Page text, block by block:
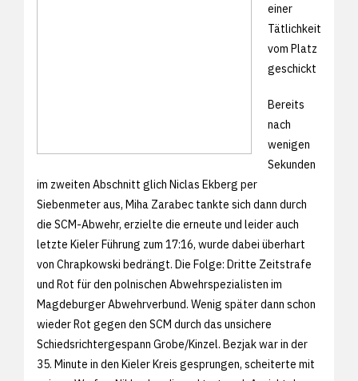
einer
Tätlichkeit
vom Platz
geschickt
Bereits
nach
wenigen
Sekunden
im zweiten Abschnitt glich Niclas Ekberg per
Siebenmeter aus, Miha Zarabec tankte sich dann durch
die SCM-Abwehr, erzielte die erneute und leider auch
letzte Kieler Führung zum 17:16, wurde dabei überhart
von Chrapkowski bedrängt. Die Folge: Dritte Zeitstrafe
und Rot für den polnischen Abwehrspezialisten im
Magdeburger Abwehrverbund. Wenig später dann schon
wieder Rot gegen den SCM durch das unsichere
Schiedsrichtergespann Grobe/Kinzel. Bezjak war in der
35. Minute in den Kieler Kreis gesprungen, scheiterte mit